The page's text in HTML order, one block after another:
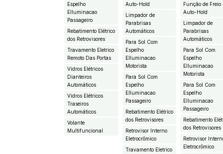
Espelho
EIluminacao
Passageiro
Rebatimento Elétrico
dos Retrovisores
Travamento Eletrico
Remoto Das Portas
Vidros Elétricos
Dianteiros
Automáticos
Vidros Elétricos
Traseiros
Automáticos
Volante
Multifuncional
Auto-Hold
Limpador de
Parabrisas
Automáticos
Para Sol Com
Espelho
EIluminacao
Motorista
Para Sol Com
Espelho
EIluminacao
Passageiro
Rebatimento Elétrico
dos Retrovisores
Retrovisor Interno
Eletrocrômico
Travamento Eletrico
Função de Freio
Auto-Hold
Limpador de
Parabrisas
Automáticos
Para Sol Com
Espelho
EIluminacao
Motorista
Para Sol Com
Espelho
EIluminacao
Passageiro
Rebatimento
dos Retrovisores
Retrovisor
Eletrocrômico